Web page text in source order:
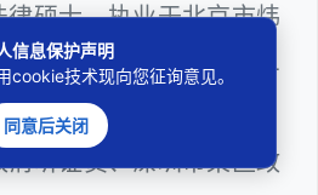
硕士，执业于北京市炜
所，律师执业证号为14
。邓杰律师现（或曾）
府听证员、深圳市某区政
信息保护声明
cookie技术现向您征询意见。
同意后关闭